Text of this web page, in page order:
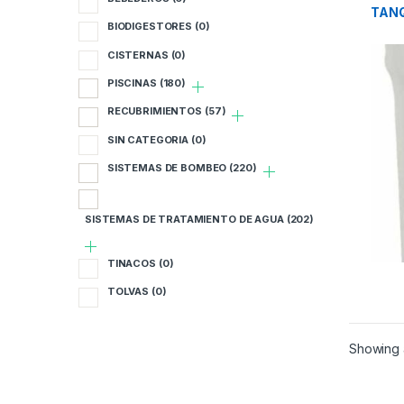
Showing
BIODIGESTORES (0)
CISTERNAS (0)
PISCINAS (180)
RECUBRIMIENTOS (57)
SIN CATEGORIA (0)
SISTEMAS DE BOMBEO (220)
SISTEMAS DE TRATAMIENTO DE AGUA (202)
TINACOS (0)
TOLVAS (0)